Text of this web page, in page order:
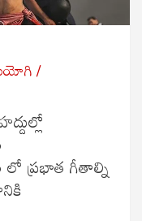
ప్రభాత గీతాల్ని